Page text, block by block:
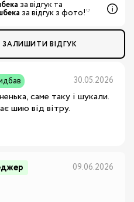
за відгук та
за відгук з фото!*
ЗАЛИШИТИ ВІДГУК
30.05.2026
саме таку і шукали.
шию від вітру.
09.06.2026